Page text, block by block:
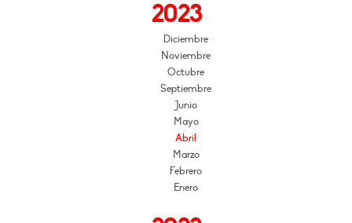
2023
Diciembre
Noviembre
Octubre
Septiembre
Junio
Mayo
Abril
Marzo
Febrero
Enero